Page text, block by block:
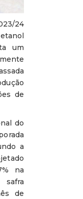
24
um
de
do
a
na
de